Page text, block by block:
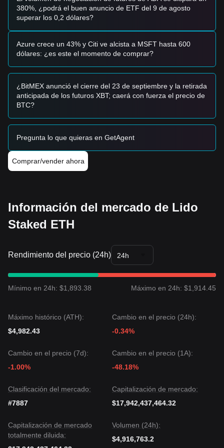
sugieren las siguientes estrategias:
Inversores Conservadores
de soporte de$2,280para comprar en lotes.
• Alternativamente, esperar una ruptura confirmada y un
cierre diario por encima de$2,550antes de entrar en el
Inversores de Tendencia
formarse una nueva tendencia alcista. El siguiente objetivo
de precio se estima en$2,720 .
Inversores a Largo Plazo
• Mientras el mercado se mantenga por encima del nivel de
largo plazo permanece intacta, permitiendo una
Resumen de Tendencias
Información del Mercado
generalmente Cauteloso
. Los inversores esperan un
catalizador claro del mercado cripto más amplio.
Perspectiva del Mercado
$2,720.
Si el precio de stETH rompe por debajo de
$2,150.
Consenso del Mercado
El consenso entre múltiples analistas es que, aunque Lido
Estable a Alcistasiempre que el precio se mantenga por
encima del nivel de soporte clave de
.
380%, ¿podrá el buen anuncio de ETF del 9 de agosto
superar los 0,2 dólares?
Azure crece un 43% y Citi ve alcista a MSFT hasta 600
dólares: ¿es este el momento de comprar?
¿BitMEX anunció el cierre del 23 de septiembre y la retirada
anticipada de los futuros XBT; caerá con fuerza el precio de
BTC?
Pregunta lo que quieras en GetAgent
Comprar/vender ahora
Información del mercado de Lido
Staked ETH
Rendimiento del precio (24h) 24h
Mínimo en 24h: $1,893.38 Máximo en 24h: $1,914.45
Máximo histórico (ATH):
$4,982.43
Cambio en el precio (24h):
-0.34%
Cambio en el precio (7d):
-1.00%
Cambio en el precio (1A):
-48.18%
Clasificación del mercado:
#7887
Capitalización de mercado:
$17,942,437,464.32
Capitalización de mercado
totalmente diluida:
Volumen (24h):
$4,916,763.2